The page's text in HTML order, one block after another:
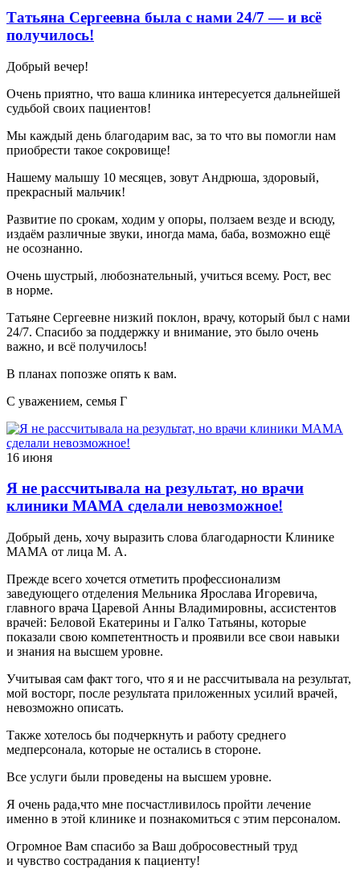
Татьяна Сергеевна была с нами 24/7 — и всё
получилось!
Добрый вечер!
Очень приятно, что ваша клиника интересуется дальнейшей
судьбой своих пациентов!
Мы каждый день благодарим вас, за то что вы помогли нам
приобрести такое сокровище!
Нашему малышу 10 месяцев, зовут Андрюша, здоровый,
прекрасный мальчик!
Развитие по срокам, ходим у опоры, ползаем везде и всюду,
издаём различные звуки, иногда мама, баба, возможно ещё
не осознанно.
Очень шустрый, любознательный, учиться всему. Рост, вес
в норме.
Татьяне Сергеевне низкий поклон, врачу, который был с нами
24/7. Спасибо за поддержку и внимание, это было очень
важно, и всё получилось!
В планах попозже опять к вам.
С уважением, семья Г
16 июня
Я не рассчитывала на результат, но врачи
клиники МАМА сделали невозможное!
Добрый день, хочу выразить слова благодарности Клинике
МАМА от лица М. А.
Прежде всего хочется отметить профессионализм
заведующего отделения Мельника Ярослава Игоревича,
главного врача Царевой Анны Владимировны, ассистентов
врачей: Беловой Екатерины и Галко Татьяны, которые
показали свою компетентность и проявили все свои навыки
и знания на высшем уровне.
Учитывая сам факт того, что я и не рассчитывала на результат,
мой восторг, после результата приложенных усилий врачей,
невозможно описать.
Также хотелось бы подчеркнуть и работу среднего
медперсонала, которые не остались в стороне.
Все услуги были проведены на высшем уровне.
Я очень рада,что мне посчастливилось пройти лечение
именно в этой клинике и познакомиться с этим персоналом.
Огромное Вам спасибо за Ваш добросовестный труд
и чувство сострадания к пациенту!